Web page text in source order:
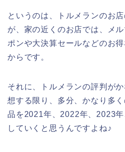
というのは、トルメランのお
が、家の近くのお店では、メ
ポンや大決算セールなどのお
からです。
それに、トルメランの評判が
想する限り、多分、かなり多
品を2021年、2022年、2023
していくと思うんですよね♪